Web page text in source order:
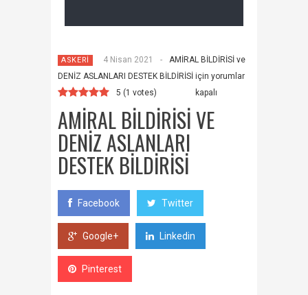
ASKERİ 4 Nisan 2021 -
AMİRAL BİLDİRİSİ ve
DENİZ ASLANLARI DESTEK BİLDİRİSİ için yorumlar
kapalı
5 (1 votes)
AMİRAL BİLDİRİSİ VE
DENİZ ASLANLARI
DESTEK BİLDİRİSİ
Facebook Twitter
Google+ Linkedin
Pinterest